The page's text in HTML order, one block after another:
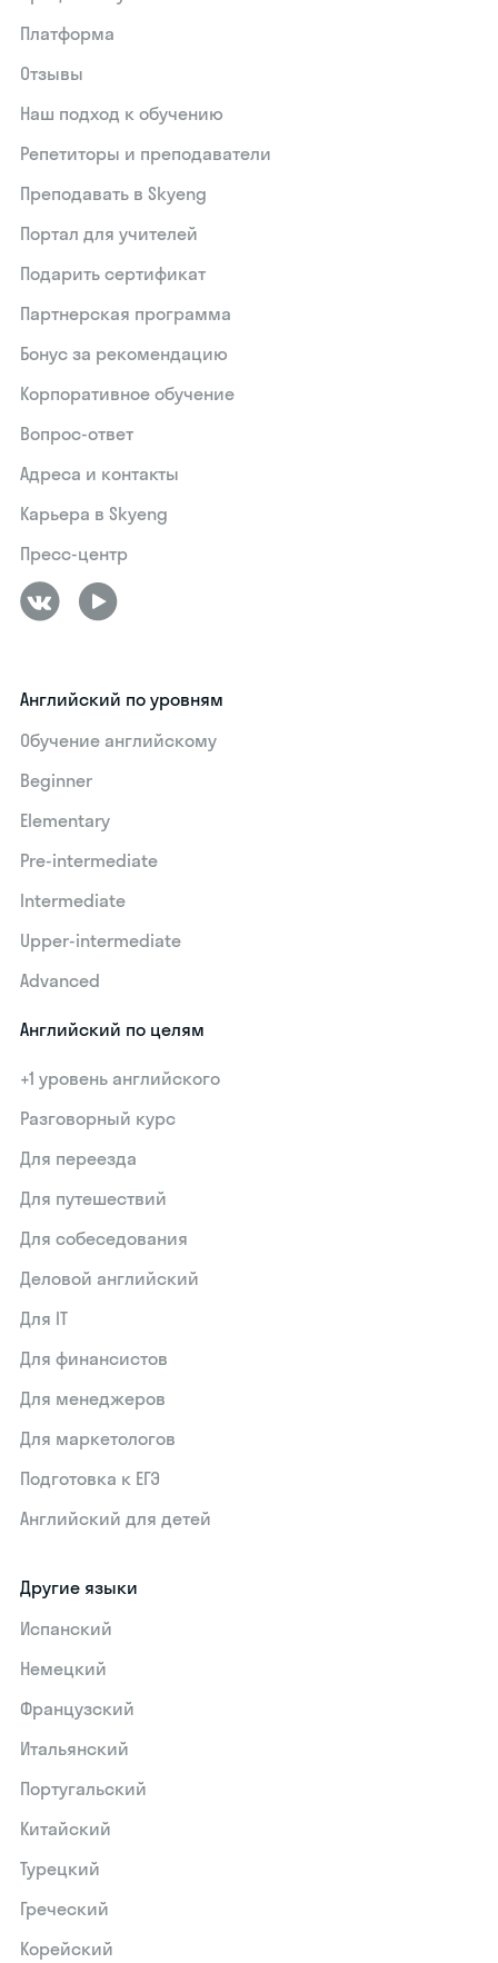
Платформа
Отзывы
Наш подход к обучению
Репетиторы и преподаватели
Преподавать в Skyeng
Портал для учителей
Подарить сертификат
Партнерская программа
Бонус за рекомендацию
Корпоративное обучение
Вопрос-ответ
Адреса и контакты
Карьера в Skyeng
Пресс-центр
Английский по уровням
Обучение английскому
Beginner
Elementary
Pre-intermediate
Intermediate
Upper-intermediate
Advanced
Английский по целям
+1 уровень английского
Разговорный курс
Для переезда
Для путешествий
Для собеседования
Деловой английский
Для IT
Для финансистов
Для менеджеров
Для маркетологов
Подготовка к ЕГЭ
Английский для детей
Другие языки
Испанский
Немецкий
Французский
Итальянский
Португальский
Китайский
Турецкий
Греческий
Корейский